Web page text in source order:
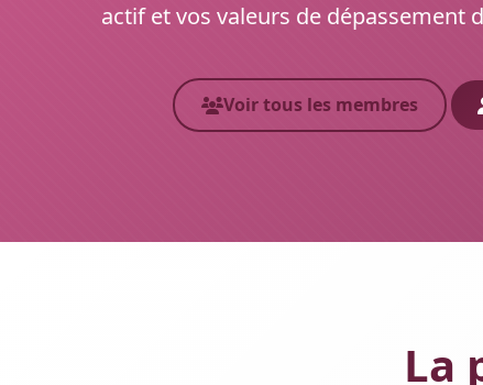
actif et vos valeurs de dépassement
Voir tous les membres
La